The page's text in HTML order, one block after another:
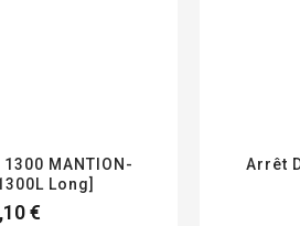
MANTION-
Long]
€
Arrêt